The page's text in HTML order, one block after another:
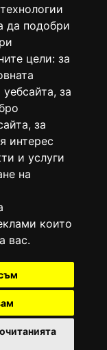
да подобри
цели: за
, за
, за
интерес
и услуги
на
които
вас.